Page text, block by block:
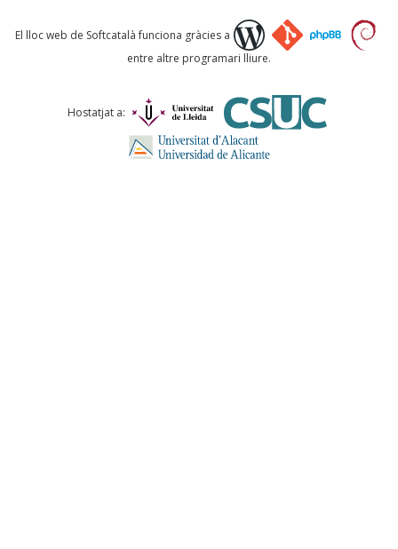
Què proposeu?
Comentari *
El lloc web de Softcatalà funciona gràcies a
entre altre programari lliure.
Hostatjat a: